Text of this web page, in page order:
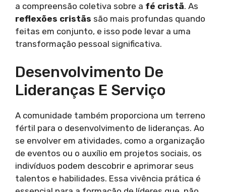
a compreensão coletiva sobre a fé cristã. As
reflexões cristãs são mais profundas quando
feitas em conjunto, e isso pode levar a uma
transformação pessoal significativa.
Desenvolvimento De
Lideranças E Serviço
A comunidade também proporciona um terreno
fértil para o desenvolvimento de lideranças. Ao
se envolver em atividades, como a organização
de eventos ou o auxílio em projetos sociais, os
indivíduos podem descobrir e aprimorar seus
talentos e habilidades. Essa vivência prática é